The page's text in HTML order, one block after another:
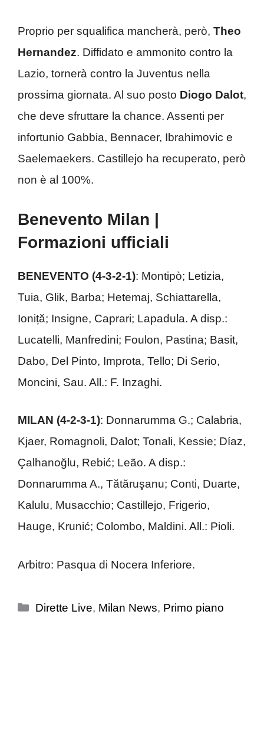
Proprio per squalifica mancherà, però, Theo
Hernandez. Diffidato e ammonito contro la
Lazio, tornerà contro la Juventus nella
prossima giornata. Al suo posto Diogo Dalot,
che deve sfruttare la chance. Assenti per
infortunio Gabbia, Bennacer, Ibrahimovic e
Saelemaekers. Castillejo ha recuperato, però
non è al 100%.
Benevento Milan |
Formazioni ufficiali
BENEVENTO (4-3-2-1): Montipò; Letizia,
Tuia, Glik, Barba; Hetemaj, Schiattarella,
Ioniță; Insigne, Caprari; Lapadula. A disp.:
Lucatelli, Manfredini; Foulon, Pastina; Basit,
Dabo, Del Pinto, Improta, Tello; Di Serio,
Moncini, Sau. All.: F. Inzaghi.
MILAN (4-2-3-1): Donnarumma G.; Calabria,
Kjaer, Romagnoli, Dalot; Tonali, Kessie; Díaz,
Çalhanoğlu, Rebić; Leão. A disp.:
Donnarumma A., Tătăruşanu; Conti, Duarte,
Kalulu, Musacchio; Castillejo, Frigerio,
Hauge, Krunić; Colombo, Maldini. All.: Pioli.
Arbitro: Pasqua di Nocera Inferiore.
Categorie
Dirette Live, Milan News, Primo piano